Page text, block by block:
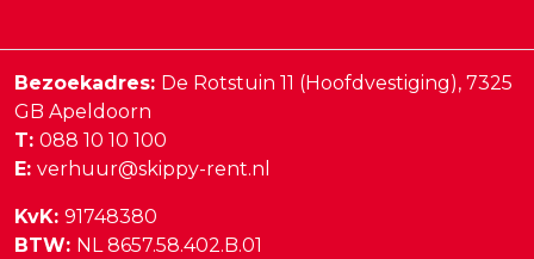
Bezoekadres: De Rotstuin 11 (Hoofdvestiging), 7325
GB Apeldoorn
T: 088 10 10 100
E: verhuur@skippy-rent.nl
KvK: 91748380
BTW: NL 8657.58.402.B.01